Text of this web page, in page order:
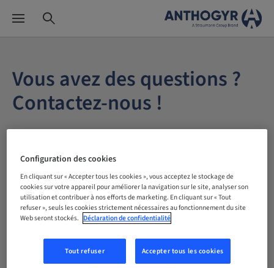
Vous avez des questions ?
Contactez-nous !
Adresse électronique*
Code postal
Configuration des cookies
En cliquant sur « Accepter tous les cookies », vous acceptez le stockage de
cookies sur votre appareil pour améliorer la navigation sur le site, analyser son
utilisation et contribuer à nos efforts de marketing. En cliquant sur « Tout
refuser », seuls les cookies strictement nécessaires au fonctionnement du site
Web seront stockés. Déclaration de confidentialité
Tout refuser Accepter tous les cookies